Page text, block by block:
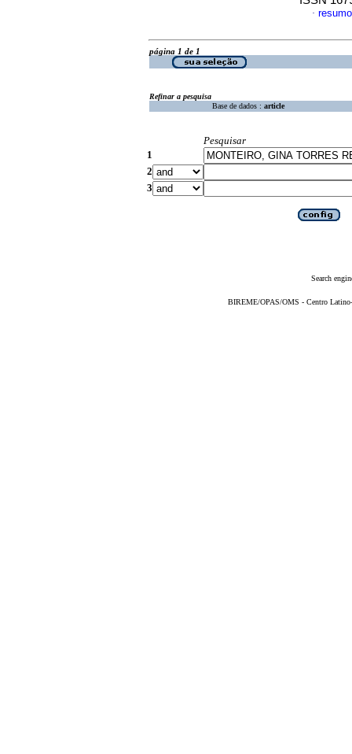
·
página 1 de 1
Refinar a pesquisa
Base de dados : article
Pesquisar
1
2
3
Search
BIREME/OPAS/OMS - Centro Latino-